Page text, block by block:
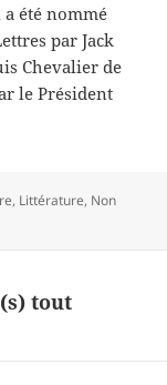
a été nommé
par Jack
Chevalier de
le Président
, Littérature, Non
tout